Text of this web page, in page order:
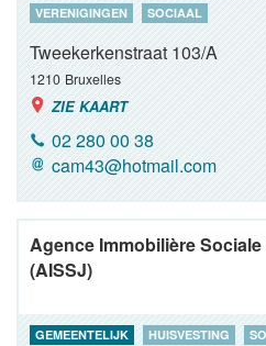
VERENIGINGEN SOCIAAL
Tweekerkenstraat 103/A
1210 Bruxelles
ZIE KAART
02 280 00 38
cam43@hotmail.com
Agence Immobilière
(AISSJ)
GEMEENTELIJK HUISVESTING